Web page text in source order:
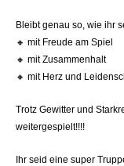
Bleibt genau so, wie ihr
🔸 mit Freude am Spiel
🔸 mit Zusammenhalt
🔸 mit Herz und
Trotz Gewitter und
weitergespielt!!!!
Ihr seid eine super